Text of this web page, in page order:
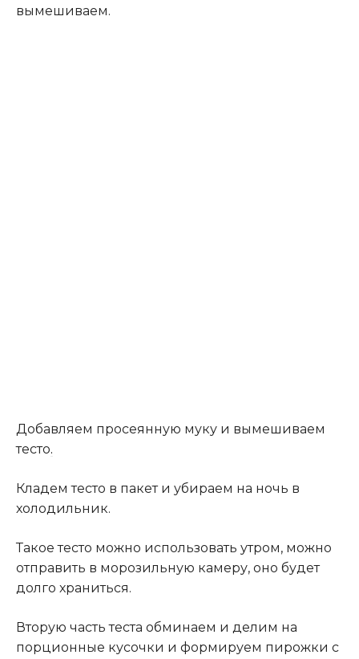
вымешиваем.
Добавляем просеянную муку и вымешиваем
тесто.
Кладем тесто в пакет и убираем на ночь в
холодильник.
Такое тесто можно использовать утром, можно
отправить в морозильную камеру, оно будет
долго храниться.
Вторую часть теста обминаем и делим на
порционные кусочки и формируем пирожки с